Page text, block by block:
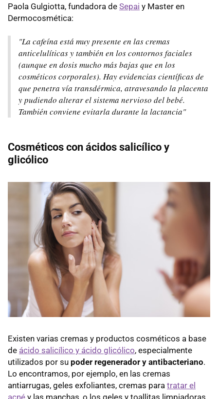
Paola Gulgiotta, fundadora de Sepai y Master en
Dermocosmética:
"La cafeína está muy presente en las cremas
anticelulíticas y también en los contornos faciales
(aunque en dosis mucho más bajas que en los
cosméticos corporales). Hay evidencias científicas de
que penetra vía transdérmica, atravesando la placenta
y pudiendo alterar el sistema nervioso del bebé.
También conviene evitarla durante la lactancia"
Cosméticos con ácidos salicílico y
glicólico
Existen varias cremas y productos cosméticos a base
de ácido salicílico y ácido glicólico, especialmente
utilizados por su poder regenerador y antibacteriano.
Lo encontramos, por ejemplo, en las cremas
antiarrugas, geles exfoliantes, cremas para tratar el
acné y las manchas, o los geles y toallitas limpiadoras.